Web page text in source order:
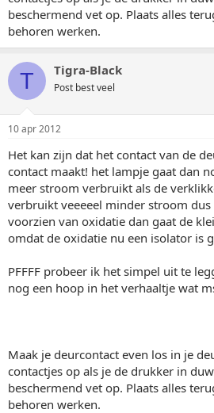
beschermend vet op. Plaats alles
behoren werken.
T Tigra-Black
Post best veel
10 apr 2012
Het kan zijn dat het contact van de
contact maakt! het lampje gaat dan
meer stroom verbruikt als de
verbruikt veeeeel minder stroom
voorzien van oxidatie dan gaat de
omdat de oxidatie nu een isolator is
PFFFF probeer ik het simpel uit te
nog een hoop in het verhaaltje wat
Maak je deurcontact even los in je
contactjes op als je de drukker in
beschermend vet op. Plaats alles
behoren werken.